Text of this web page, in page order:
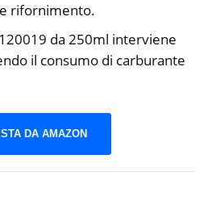
rifornimento.
da 250ml interviene
il consumo di carburante
DA AMAZON